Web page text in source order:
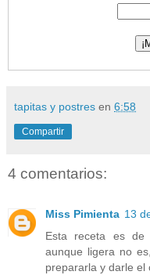
tapitas y postres en 6:58
Compartir
4 comentarios:
Miss Pimienta 13
Esta receta es de
aunque ligera no
prepararla y darle el